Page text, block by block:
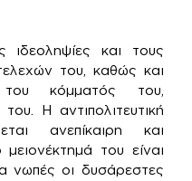
και τους
του, καθώς και
κόμματός του,
Η αντιπολιτευτική
ανεπίκαιρη και
του είναι
νωπές οι δυσάρεστες